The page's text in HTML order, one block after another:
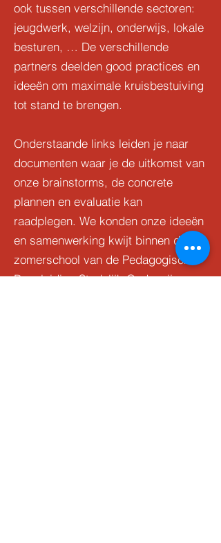
ook tussen verschillende sectoren:
jeugdwerk, welzijn, onderwijs, lokale
besturen, … De verschillende
partners deelden good practices en
ideeën om maximale kruisbestuiving
tot stand te brengen.
Onderstaande links leiden je naar
documenten waar je de uitkomst van
onze brainstorms, de concrete
plannen en evaluatie kan
raadplegen. We konden onze ideeën
en samenwerking kwijt binnen de
zomerschool van de Pedagogische
Begeleiding Stedelijk Onderwijs